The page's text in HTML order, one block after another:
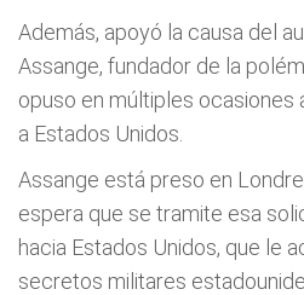
Además, apoyó la causa del
Assange, fundador de la
opuso en múltiples ocasiones
a Estados Unidos.
Assange está preso en
espera que se tramite esa
hacia Estados Unidos, que le
secretos militares